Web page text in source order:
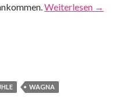
Weiterlesen →
WAGNA